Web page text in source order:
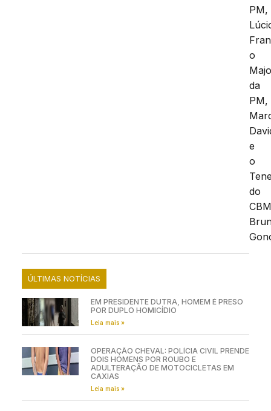
PM,
o
da
PM,
e
o
do
ÚLTIMAS NOTÍCIAS
EM PRESIDENTE DUTRA, HOMEM É PRESO
POR DUPLO HOMICÍDIO
Leia mais »
OPERAÇÃO CHEVAL: POLÍCIA CIVIL PRENDE
DOIS HOMENS POR ROUBO E
ADULTERAÇÃO DE MOTOCICLETAS EM
CAXIAS
Leia mais »